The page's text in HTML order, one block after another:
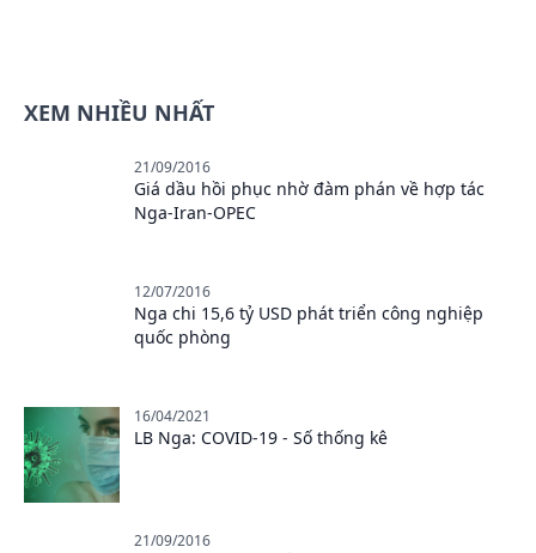
XEM NHIỀU NHẤT
21/09/2016
Giá dầu hồi phục nhờ đàm phán về hợp tác
Nga-Iran-OPEC
12/07/2016
Nga chi 15,6 tỷ USD phát triển công nghiệp
quốc phòng
16/04/2021
LB Nga: COVID-19 - Số thống kê
21/09/2016